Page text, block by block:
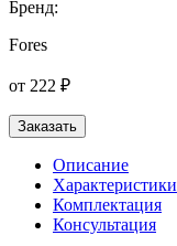
Бренд:
Fores
от 222 ₽
Заказать
Описание
Характеристики
Комплектация
Консультация